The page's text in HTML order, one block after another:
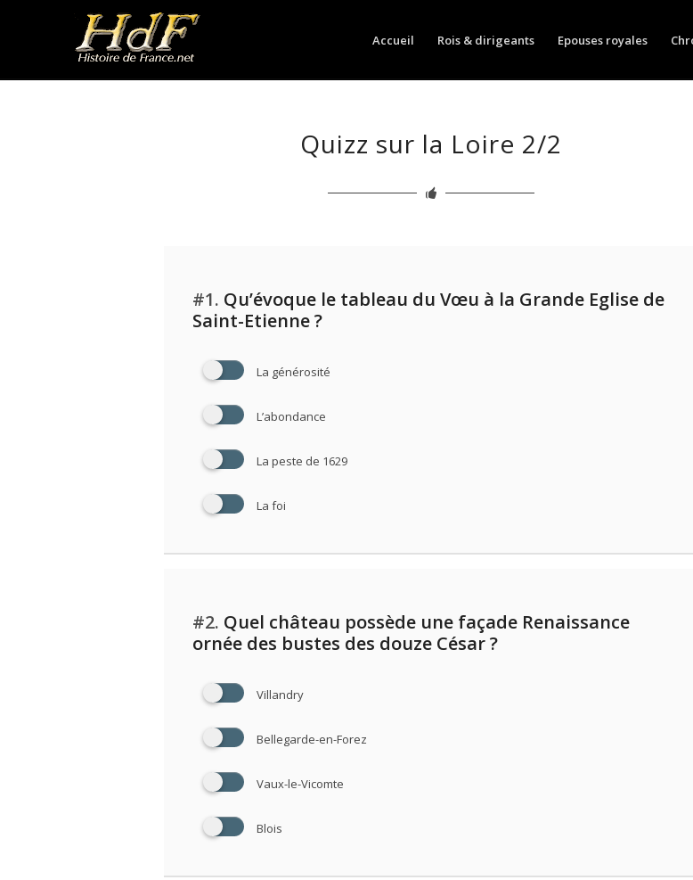
Accueil Rois & dirigeants Epouses royales
Quizz sur la Loire 2/2
#1. Qu’évoque le tableau du Vœu à la Grande Eglise de
Saint-Etienne ?
La générosité
L’abondance
La peste de 1629
La foi
#2. Quel château possède une façade Renaissance
ornée des bustes des douze César ?
Villandry
Bellegarde-en-Forez
Vaux-le-Vicomte
Blois